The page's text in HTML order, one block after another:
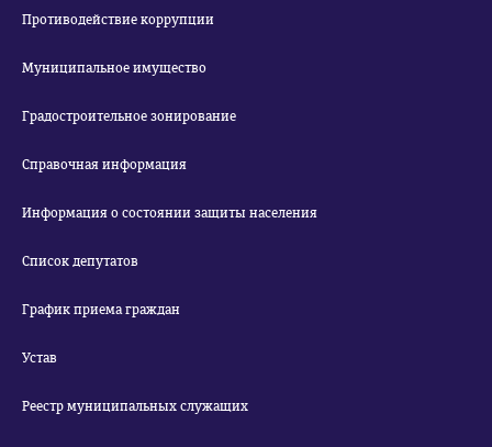
Противодействие коррупции
Муниципальное имущество
Градостроительное зонирование
Справочная информация
Информация о состоянии защиты населения
Список депутатов
График приема граждан
Устав
Реестр муниципальных служащих